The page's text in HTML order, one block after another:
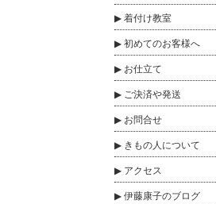
着付け教室
初めてのお客様へ
お仕立て
ご決済や発送
お問合せ
きもの人について
アクセス
伊藤康子のブログ